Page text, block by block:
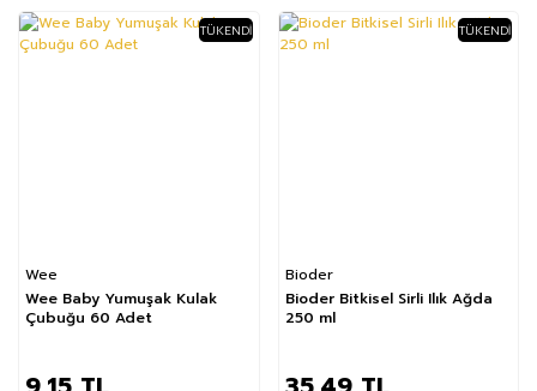
TÜKENDI
Wee
Wee Baby Yumuşak Kulak
Çubuğu 60 Adet
TÜKENDI
Bioder
Bioder Bitkisel Sirli Ilık Ağda
250 ml